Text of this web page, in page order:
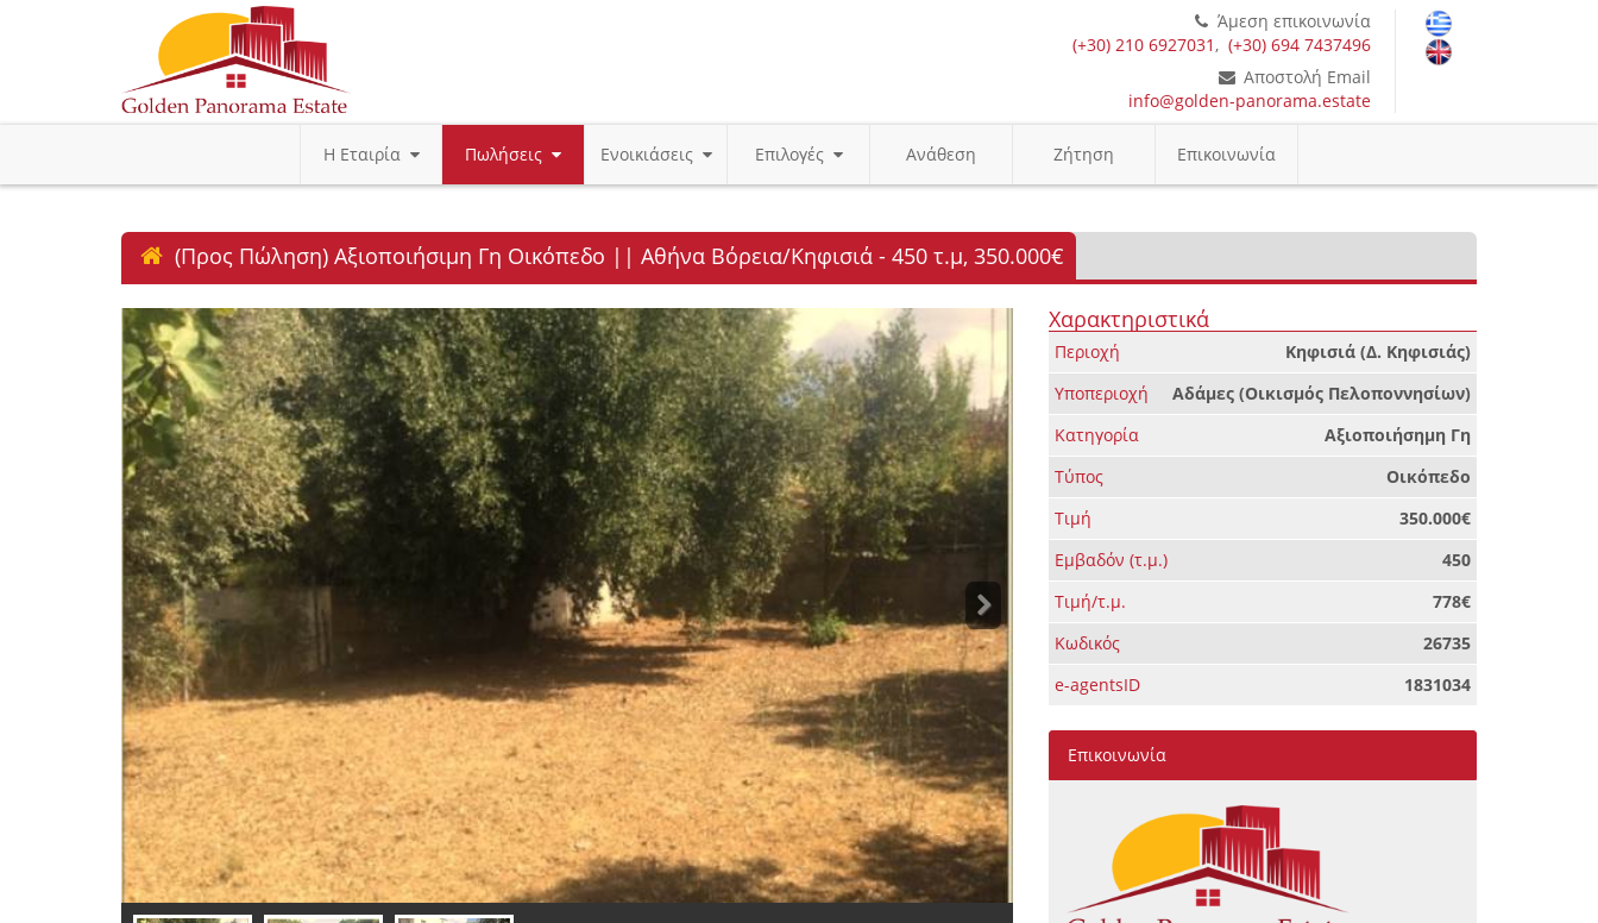
Άμεση επικοινωνία
(+30) 210 6927031, (+30) 694 7437496
Αποστολή Email
info@golden-panorama.estate
Η Εταιρία Πωλήσεις Ενοικιάσεις Επιλογές Ανάθεση Ζήτηση Επικοινωνία
(Προς Πώληση) Αξιοποιήσιμη Γη Οικόπεδο || Αθήνα Βόρεια/Κηφισιά - 450 τ.μ, 350.000€
Χαρακτηριστικά
Περιοχή
Κηφισιά (Δ. Κηφισιάς)
Υποπεριοχή
Αδάμες (Οικισμός Πελοποννησίων)
Κατηγορία
Αξιοποιήσημη Γη
Τύπος
Οικόπεδο
Τιμή
350.000€
Εμβαδόν (τ.μ.)
450
Τιμή/τ.μ.
778€
Κωδικός
26735
e-agentsID
1831034
Επικοινωνία